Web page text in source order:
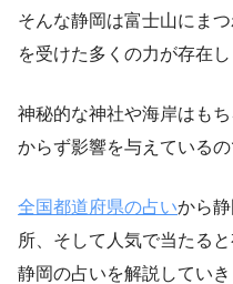
そんな静岡は富士山にま
を受けた多くの力が存在し
神秘的な神社や海岸はも
からず影響を与えているの
全国都道府県の占いから
所、そして人気で当たる
静岡の占いを解説していき